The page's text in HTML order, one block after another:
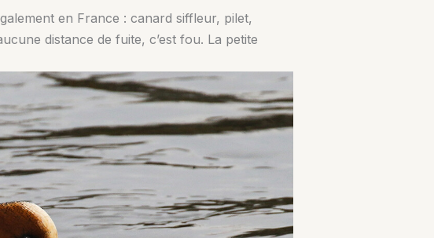
en France : canard siffleur, pilet,
distance de fuite, c’est fou. La petite